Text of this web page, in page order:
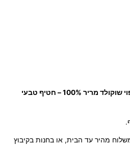
חטיף תמרים במילוי קשיו ובציפוי שוקולד מריר 100% – חטיף טבעי
מהיר עד הבית, או בחנות בקיבוץ